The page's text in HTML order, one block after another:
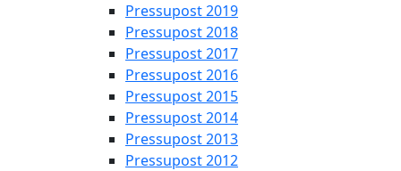
Pressupost 2019
Pressupost 2018
Pressupost 2017
Pressupost 2016
Pressupost 2015
Pressupost 2014
Pressupost 2013
Pressupost 2012